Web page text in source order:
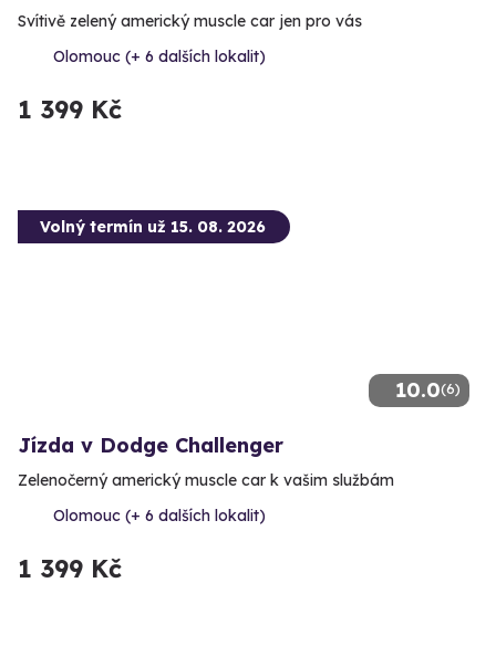
Svítivě zelený americký muscle car jen pro vás
Olomouc (+ 6 dalších lokalit)
1 399 Kč
10.0(6)
Volný termín už 15. 08. 2026
Jízda v Dodge Challenger
Zelenočerný americký muscle car k vašim službám
Olomouc (+ 6 dalších lokalit)
1 399 Kč